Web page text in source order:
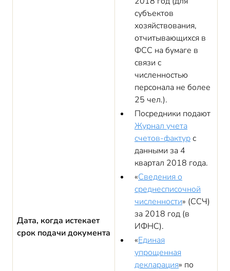
Дата, когда истекает
срок подачи документа
субъектов
хозяйствования,
отчитывающихся в
ФСС на бумаге в
связи с
численностью
персонала не более
25 чел.).
Посредники подают
Журнал учета
счетов-фактурс
данными за 4
квартал 2018 года.
«Сведения о
среднесписочной
численности» (ССЧ)
за 2018 год (в
ИФНС).
«Единая
упрощенная
декларация» по